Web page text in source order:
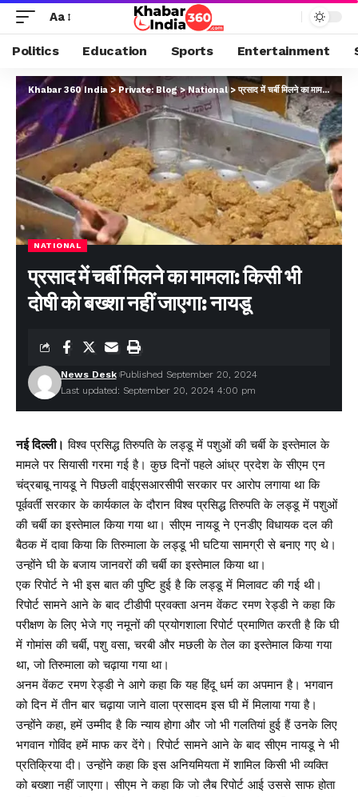
Aa
Politics Education Sports Entertainment
Khabar 360 India>Private: Blog>National>प्रसाद में चर्बी मिलने का मामला: किसी भी दोषी को बख्शा नहीं जाएगा: नायडू
NATIONAL
प्रसाद में चर्बी मिलने का मामला: किसी भी
दोषी को बख्शा नहीं जाएगा: नायडू
Last updated: September 20, 2024 4:00 pm
News Desk Published September 20, 2024
नई दिल्ली। विश्व प्रसिद्ध तिरुपति के लड्डू में पशुओं की चर्बी के इस्तेमाल के
मामले पर सियासी गरमा गई है। कुछ दिनों पहले आंध्र प्रदेश के सीएम एन
चंद्रबाबू नायडू ने पिछली वाईएसआरसीपी सरकार पर आरोप लगाया था कि
पूर्ववर्ती सरकार के कार्यकाल के दौरान विश्व प्रसिद्ध तिरुपति के लड्डू में पशुओं
की चर्बी का इस्तेमाल किया गया था। सीएम नायडू ने एनडीए विधायक दल की
बैठक में दावा किया कि तिरुमाला के लड्डू भी घटिया सामग्री से बनाए गए थे।
उन्होंने घी के बजाय जानवरों की चर्बी का इस्तेमाल किया था।
एक रिपोर्ट ने भी इस बात की पुष्टि हुई है कि लड्डू में मिलावट की गई थी।
रिपोर्ट सामने आने के बाद टीडीपी प्रवक्ता अनम वेंकट रमण रेड्डी ने कहा कि
परीक्षण के लिए भेजे गए नमूनों की प्रयोगशाला रिपोर्ट प्रमाणित करती है कि घी
में गोमांस की चर्बी, पशु वसा, चरबी और मछली के तेल का इस्तेमाल किया गया
था, जो तिरुमाला को चढ़ाया गया था।
अनम वेंकट रमण रेड्डी ने आगे कहा कि यह हिंदू धर्म का अपमान है। भगवान
को दिन में तीन बार चढ़ाया जाने वाला प्रसादम इस घी में मिलाया गया है।
उन्होंने कहा, हमें उम्मीद है कि न्याय होगा और जो भी गलतियां हुई हैं उनके लिए
भगवान गोविंद हमें माफ कर देंगे। रिपोर्ट सामने आने के बाद सीएम नायडू ने भी
प्रतिक्रिया दी। उन्होंने कहा कि इस अनियमियता में शामिल किसी भी व्यक्ति
को बख्शा नहीं जाएगा। सीएम ने कहा कि जो लैब रिपोर्ट आई उससे साफ होता